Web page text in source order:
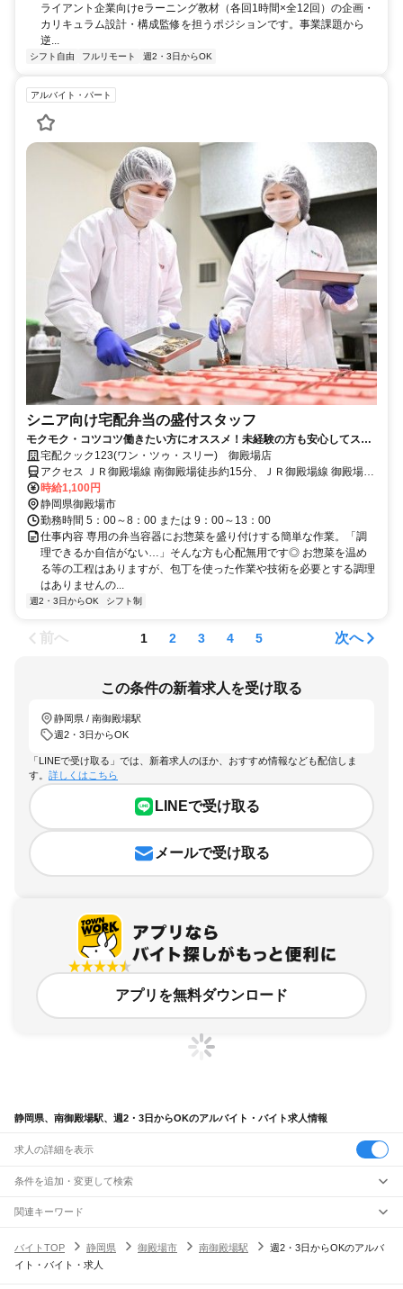
ライアント企業向けeラーニング教材（各回1時間×全12回）の企画・
カリキュラム設計・構成監修を担うポジションです。事業課題から
逆...
シフト自由 フルリモート 週2・3日からOK
アルバイト・パート
シニア向け宅配弁当の盛付スタッフ
モクモク・コツコツ働きたい方にオススメ！未経験の方も安心してスタ
ートできるお弁当の盛付作業です。
宅配クック123(ワン・ツゥ・スリー) 御殿場店
アクセス ＪＲ御殿場線 南御殿場徒歩約15分、ＪＲ御殿場線 御殿場富
士山口徒歩約38分、ＪＲ御殿場線 富士岡徒歩約45分
時給1,100円
静岡県御殿場市
勤務時間 5：00～8：00 または 9：00～13：00
仕事内容 専用の弁当容器にお惣菜を盛り付けする簡単な作業。「調
理できるか自信がない…」そんな方も心配無用です◎ お惣菜を温め
る等の工程はありますが、包丁を使った作業や技術を必要とする調理
はありませんの...
週2・3日からOK シフト制
前へ 1 2 3 4 5 次へ
この条件の新着求人を受け取る
静岡県 / 南御殿場駅
週2・3日からOK
「LINEで受け取る」では、新着求人のほか、おすすめ情報なども配信しま
す。 詳しくはこちら
LINEで受け取る
メールで受け取る
アプリを無料ダウンロード
静岡県、南御殿場駅、週2・3日からOKのアルバイト・バイト求人情報
求人の詳細を表示
条件を追加・変更して検索
市区町村を追加・変更
静岡県すべて
静岡市 すべて
駅を追加・変更
職種を追加・変更
関連キーワード
バイトTOP
静岡県 御殿場市 南御殿場駅
週2・3日からOKのアルバ
イト・バイト・求人